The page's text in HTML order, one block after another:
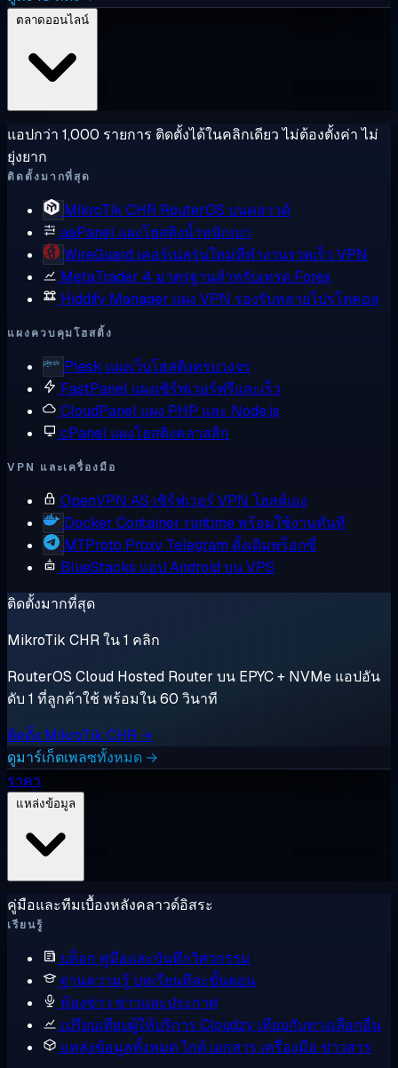
แอปกว่า 1,000 รายการ ติดตั้งได้ในคลิกเดียว ไม่ต้องตั้งค่า ไม่
ยุ่งยาก
ติดตั้งมากที่สุด
MikroTik CHR RouterOS บนคลาวด์
aaPanel แผงโฮสติงน้ำหนักเบา
WireGuard เคอร์เนลรุ่นใหม่ที่ทำงานรวดเร็ว VPN
MetaTrader 4 มาตรฐานสำหรับเทรด Forex
Hiddify Manager แผง VPN รองรับหลายโปรโตคอล
แผงควบคุมโฮสติ้ง
Plesk แผงเว็บโฮสติงครบวงจร
FastPanel แผงเซิร์ฟเวอร์ฟรีและเร็ว
CloudPanel แผง PHP และ Node.js
cPanel แผงโฮสติงคลาสสิก
VPN และเครื่องมือ
OpenVPN AS เซิร์ฟเวอร์ VPN โฮสต์เอง
Docker Container runtime พร้อมใช้งานทันที
MTProto Proxy Telegram ดั้งเดิมพร็อกซี่
BlueStacks แอป Android บน VPS
ติดตั้งมากที่สุด
MikroTik CHR ใน 1 คลิก
RouterOS Cloud Hosted Router บน EPYC + NVMe แอปอัน
ดับ 1 ที่ลูกค้าใช้ พร้อมใน 60 วินาที
ติดตั้ง MikroTik CHR →
ดูมาร์เก็ตเพลซทั้งหมด →
ราคา
คู่มือและทีมเบื้องหลังคลาวด์อิสระ
เรียนรู้
บล็อก คู่มือและบันทึกวิศวกรรม
ฐานความรู้ บทเรียนทีละขั้นตอน
ห้องข่าว ข่าวและประกาศ
เปรียบเทียบผู้ให้บริการ Cloudzy เทียบกับทางเลือกอื่น
แหล่งข้อมูลทั้งหมดไกด์ เอกสาร เครื่องมือ ข่าวสาร